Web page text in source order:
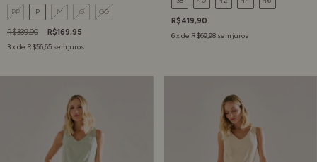
PP P M G GG
R$339,90
R$169,95
3x de R$56,65 sem juros
R$419,90
6x de R$69,98 sem juros